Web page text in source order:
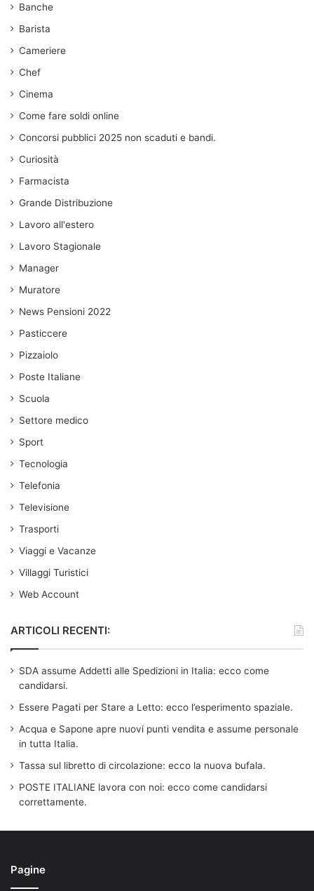
Banche
Barista
Cameriere
Chef
Cinema
Come fare soldi online
Concorsi pubblici 2025 non scaduti e bandi.
Curiosità
Farmacista
Grande Distribuzione
Lavoro all'estero
Lavoro Stagionale
Manager
Muratore
News Pensioni 2022
Pasticcere
Pizzaiolo
Poste Italiane
Scuola
Settore medico
Sport
Tecnologia
Telefonia
Televisione
Trasporti
Viaggi e Vacanze
Villaggi Turistici
Web Account
ARTICOLI RECENTI:
SDA assume Addetti alle Spedizioni in Italia: ecco come
candidarsi.
Essere Pagati per Stare a Letto: ecco l’esperimento spaziale.
Acqua e Sapone apre nuovi punti vendita e assume personale
in tutta Italia.
Tassa sul libretto di circolazione: ecco la nuova bufala.
POSTE ITALIANE lavora con noi: ecco come candidarsi
correttamente.
Pagine